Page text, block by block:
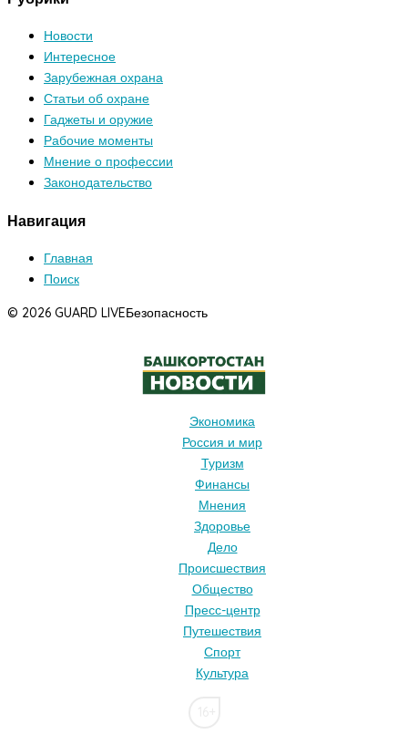
Новости
Интересное
Зарубежная охрана
Статьи об охране
Гаджеты и оружие
Рабочие моменты
Мнение о профессии
Законодательство
Навигация
Главная
Поиск
© 2026 GUARD LIVEБезопасность
Экономика
Россия и мир
Туризм
Финансы
Мнения
Здоровье
Дело
Происшествия
Общество
Пресс-центр
Путешествия
Спорт
Культура